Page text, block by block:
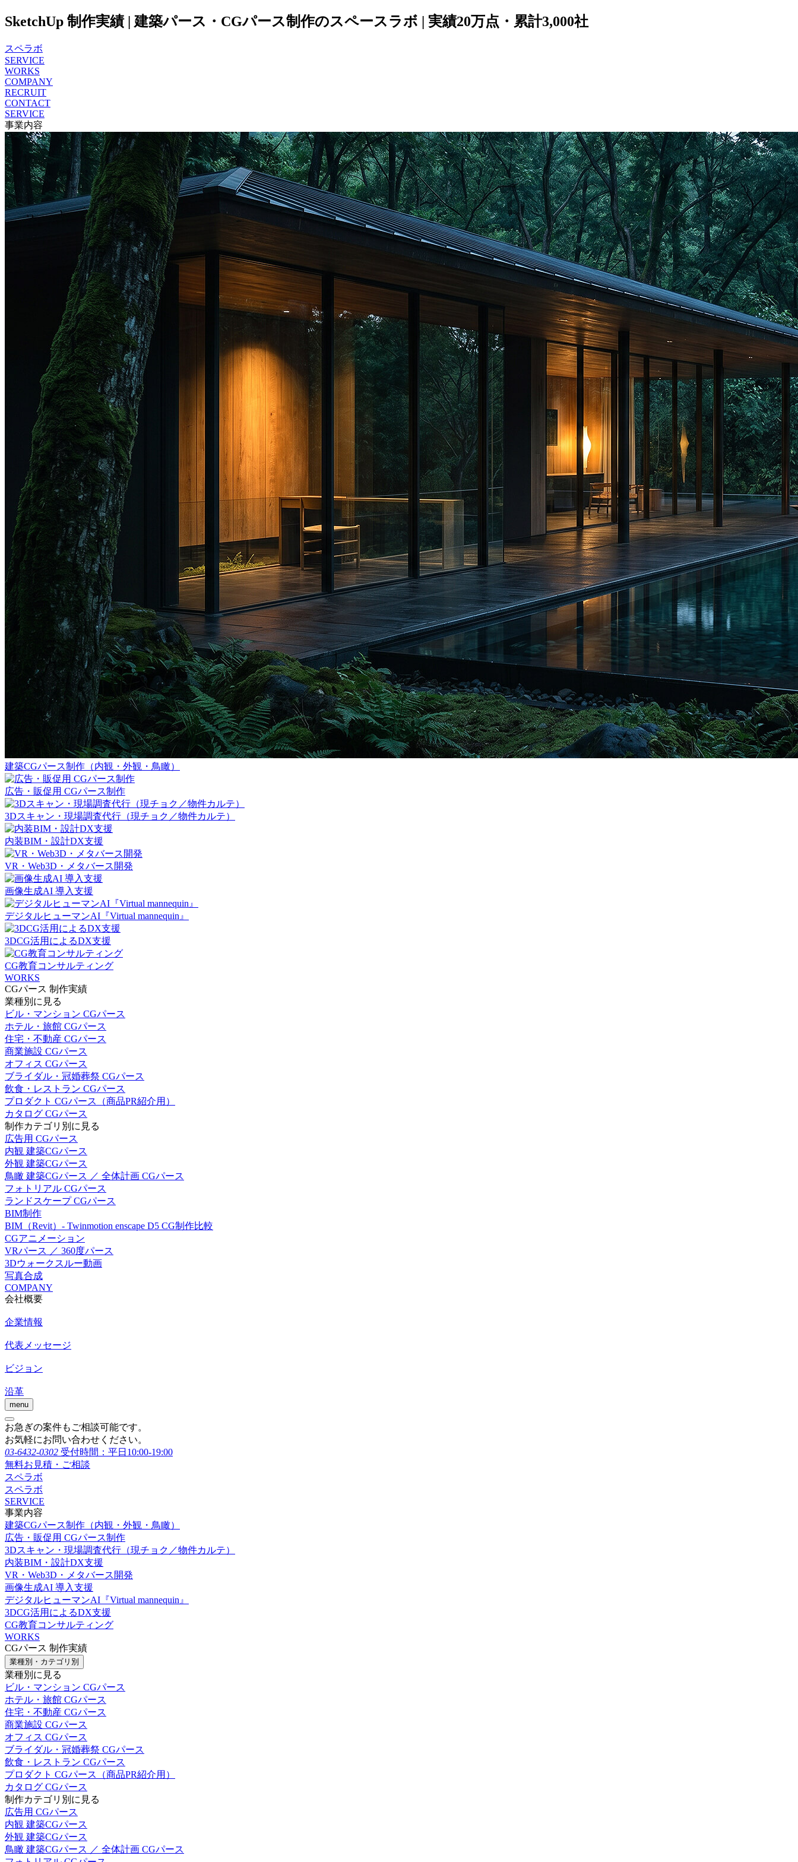
SketchUp 制作実績 | 建築パース・CGパース制作のスペースラボ | 実績20万点・累計3,000社
スペラボ
SERVICE
WORKS
COMPANY
RECRUIT
CONTACT
SERVICE
事業内容
建築CGパース制作（内観・外観・鳥瞰）
広告・販促用 CGパース制作
3Dスキャン・現場調査代行（現チョク／物件カルテ）
内装BIM・設計DX支援
VR・Web3D・メタバース開発
画像生成AI 導入支援
デジタルヒューマンAI『Virtual mannequin』
3DCG活用によるDX支援
CG教育コンサルティング
WORKS
CGパース 制作実績
業種別に見る
ビル・マンション CGパース
ホテル・旅館 CGパース
住宅・不動産 CGパース
商業施設 CGパース
オフィス CGパース
ブライダル・冠婚葬祭 CGパース
飲食・レストラン CGパース
プロダクト CGパース（商品PR紹介用）
カタログ CGパース
制作カテゴリ別に見る
広告用 CGパース
内観 建築CGパース
外観 建築CGパース
鳥瞰 建築CGパース ／ 全体計画 CGパース
フォトリアル CGパース
ランドスケープ CGパース
BIM制作
BIM（Revit）- Twinmotion enscape D5 CG制作比較
CGアニメーション
VRパース ／ 360度パース
3Dウォークスルー動画
写真合成
COMPANY
会社概要
企業情報
代表メッセージ
ビジョン
沿革
menu
お急ぎの案件もご相談可能です。
お気軽にお問い合わせください。
03-6432-0302 受付時間：平日10:00-19:00
無料お見積・ご相談
スペラボ
スペラボ
SERVICE
事業内容
建築CGパース制作（内観・外観・鳥瞰）
広告・販促用 CGパース制作
3Dスキャン・現場調査代行（現チョク／物件カルテ）
内装BIM・設計DX支援
VR・Web3D・メタバース開発
画像生成AI 導入支援
デジタルヒューマンAI『Virtual mannequin』
3DCG活用によるDX支援
CG教育コンサルティング
WORKS
CGパース 制作実績
業種別・カテゴリ別
業種別に見る
ビル・マンション CGパース
ホテル・旅館 CGパース
住宅・不動産 CGパース
商業施設 CGパース
オフィス CGパース
ブライダル・冠婚葬祭 CGパース
飲食・レストラン CGパース
プロダクト CGパース（商品PR紹介用）
カタログ CGパース
制作カテゴリ別に見る
広告用 CGパース
内観 建築CGパース
外観 建築CGパース
鳥瞰 建築CGパース ／ 全体計画 CGパース